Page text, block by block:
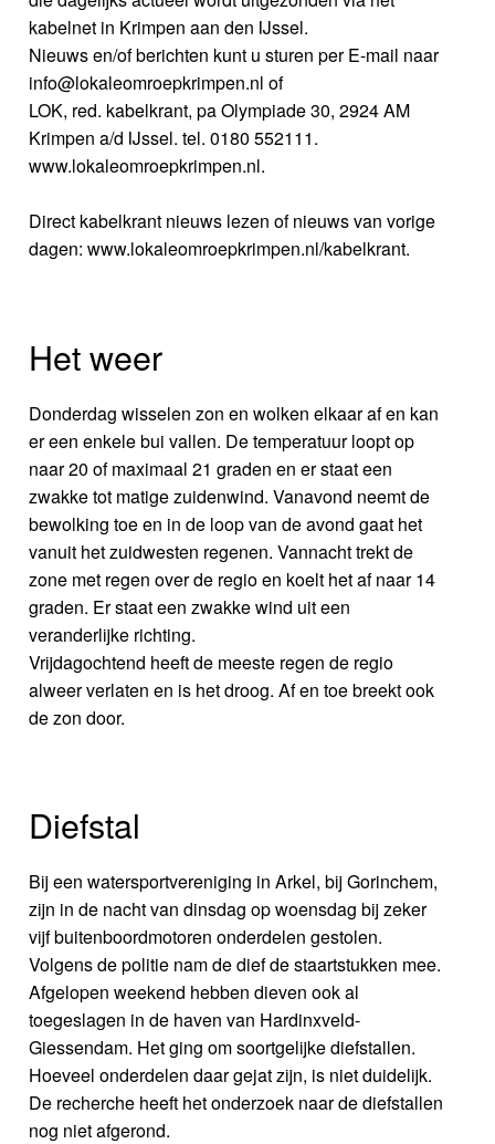
kabelnet in Krimpen aan den IJssel.
Nieuws en/of berichten kunt u sturen per E-mail naar
info@lokaleomroepkrimpen.nl of
LOK, red. kabelkrant, pa Olympiade 30, 2924 AM
Krimpen a/d IJssel. tel. 0180 552111.
www.lokaleomroepkrimpen.nl.
Direct kabelkrant nieuws lezen of nieuws van vorige
dagen: www.lokaleomroepkrimpen.nl/kabelkrant.
Het weer
Donderdag wisselen zon en wolken elkaar af en kan
er een enkele bui vallen. De temperatuur loopt op
naar 20 of maximaal 21 graden en er staat een
zwakke tot matige zuidenwind. Vanavond neemt de
bewolking toe en in de loop van de avond gaat het
vanuit het zuidwesten regenen. Vannacht trekt de
zone met regen over de regio en koelt het af naar 14
graden. Er staat een zwakke wind uit een
veranderlijke richting.
Vrijdagochtend heeft de meeste regen de regio
alweer verlaten en is het droog. Af en toe breekt ook
de zon door.
Diefstal
Bij een watersportvereniging in Arkel, bij Gorinchem,
zijn in de nacht van dinsdag op woensdag bij zeker
vijf buitenboordmotoren onderdelen gestolen.
Volgens de politie nam de dief de staartstukken mee.
Afgelopen weekend hebben dieven ook al
toegeslagen in de haven van Hardinxveld-
Giessendam. Het ging om soortgelijke diefstallen.
Hoeveel onderdelen daar gejat zijn, is niet duidelijk.
De recherche heeft het onderzoek naar de diefstallen
nog niet afgerond.